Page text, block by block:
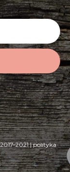
2021 |polityka